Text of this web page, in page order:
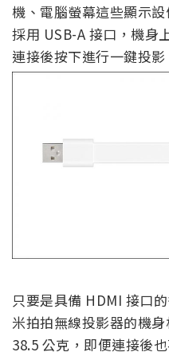
機、電腦螢幕這些顯示
採用 USB-A 接口，機身
連接後按下進行一鍵投影
只要是具備 HDMI 接口
米拍拍無線投影器的機
38.5 公克，即便連接後